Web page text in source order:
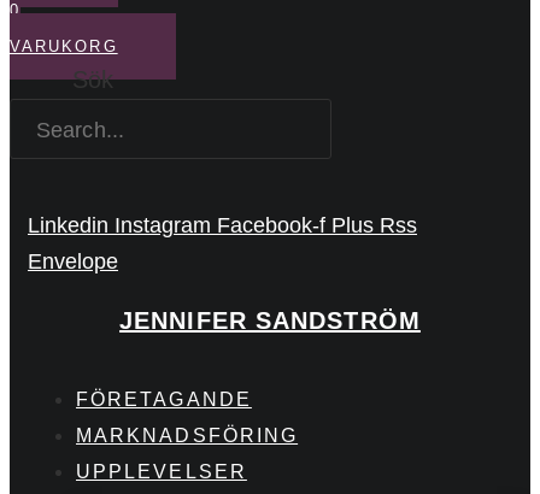
0
VARUKORG
Sök
Linkedin Instagram Facebook-f Plus Rss
Envelope
JENNIFER SANDSTRÖM
FÖRETAGANDE
MARKNADSFÖRING
UPPLEVELSER